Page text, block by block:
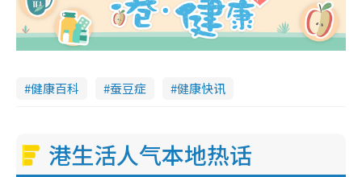
健康百科 蚕豆症 健康快讯
港生活人气本地热话